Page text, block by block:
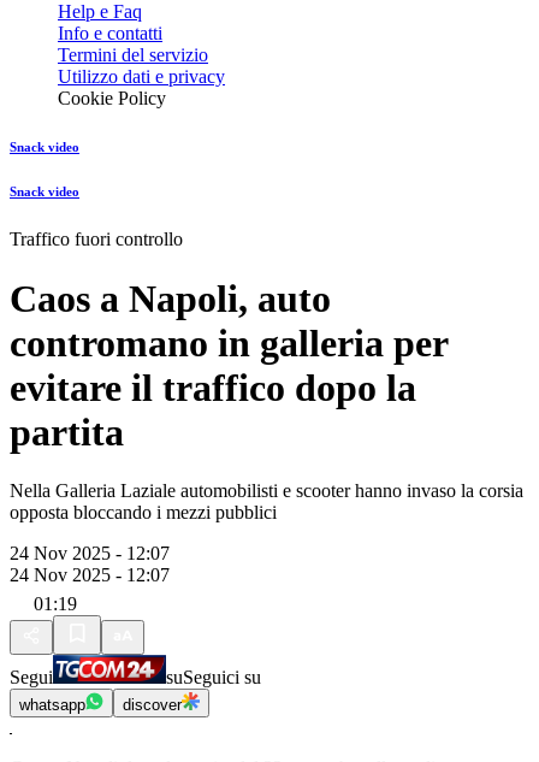
Help e Faq
Info e contatti
Termini del servizio
Utilizzo dati e privacy
Cookie Policy
Snack video
Snack video
Traffico fuori controllo
Caos a Napoli, auto
contromano in galleria per
evitare il traffico dopo la
partita
Nella Galleria Laziale automobilisti e scooter hanno invaso la corsia
opposta bloccando i mezzi pubblici
24 Nov 2025 - 12:07
24 Nov 2025 - 12:07
01:19
Segui suSeguici su
whatsapp discover